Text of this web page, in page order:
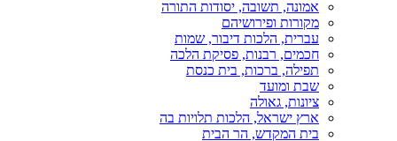
אמונה, תשובה, יסודות התורה
מקורות ופירושיהם
עברית, הלכות דיבור, שמות
חכמים, רבנות, פסיקת הלכה
תפילה, ברכות, בית כנסת
שבת ומועד
ציונות, גאולה
ארץ ישראל, הלכות תלויות בה
בית המקדש, הר הבית